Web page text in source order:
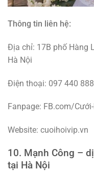
Thông tin liên hệ:
Địa chỉ: 17B phố Hàng
Hà Nội
Điện thoại: 097 440
Fanpage: FB.com/
Website: cuoihoivip.vn
10. Mạnh Công –
tại Hà Nội